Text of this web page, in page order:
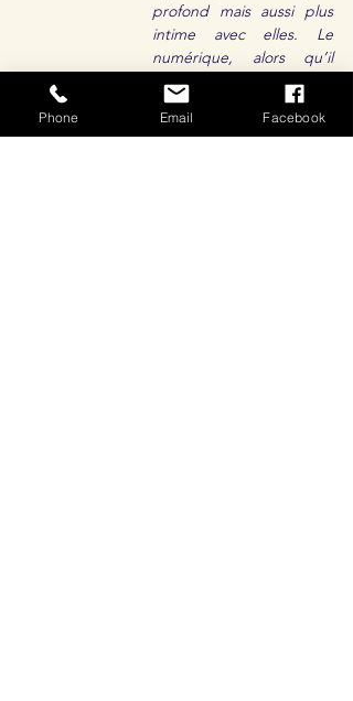
profond mais aussi plus
intime avec elles. Le
numérique, alors qu’il
propose une persistance
simulée en dehors du
régime du réel,
Phone Email Facebook